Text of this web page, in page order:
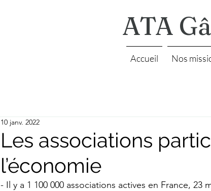
ATA
Accueil Nos
Les associations
l’économie
10 janv. 2022
- Il y a 1 100 000 associations actives en France, 23